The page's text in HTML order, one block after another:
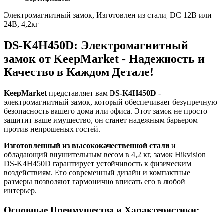
Электромагнитный замок, Изготовлен из стали, DC 12B или
24B, 4,2кг
DS-K4H450D: Электромагнитный
замок от KeepMarket - Надежность и
Качество в Каждом Детале!
KeepMarket представляет вам DS-K4H450D -
электромагнитный замок, который обеспечивает безупречную
безопасность вашего дома или офиса. Этот замок не просто
защитит ваше имущество, он станет надежным барьером
против непрошеных гостей.
Изготовленный из высококачественной стали и
обладающий внушительным весом в 4,2 кг, замок Hikvision
DS-K4H450D гарантирует устойчивость к физическим
воздействиям. Его современный дизайн и компактные
размеры позволяют гармонично вписать его в любой
интерьер.
Основные Преимущества и Характеристики: